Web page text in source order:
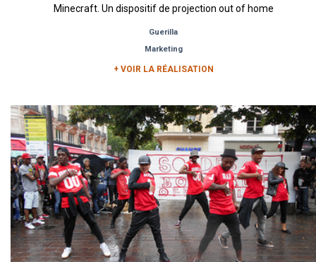
Minecraft. Un dispositif de projection out of home
Guerilla
Marketing
+ VOIR LA RÉALISATION